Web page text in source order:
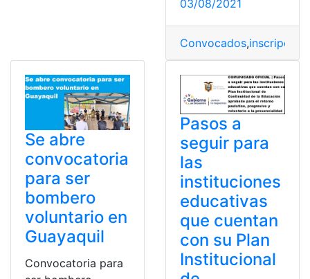
03/08/2021
Convocados,inscripción
Se abre
convocatoria
para ser
bombero
voluntario en
Guayaquil
Convocatoria para
Pasos a
seguir para
las
instituciones
educativas
que cuentan
con su Plan
Institucional